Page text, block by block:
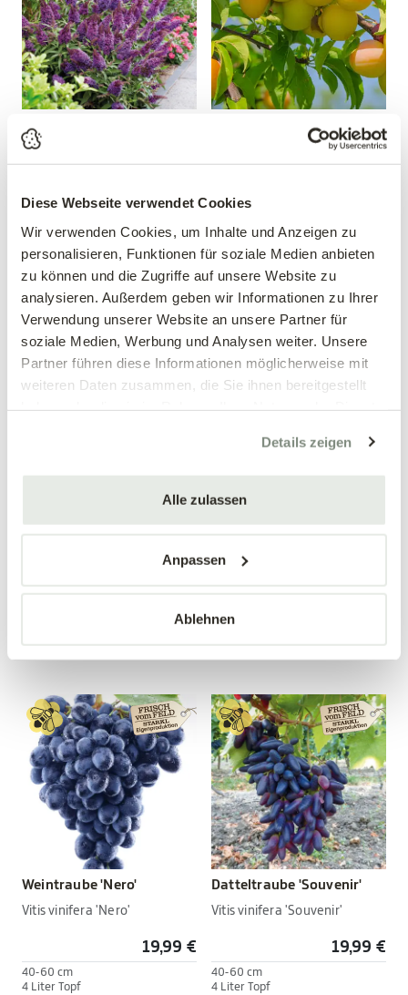
Diese Webseite verwendet Cookies
Wir verwenden Cookies, um Inhalte und Anzeigen zu
personalisieren, Funktionen für soziale Medien anbieten
zu können und die Zugriffe auf unsere Website zu
analysieren. Außerdem geben wir Informationen zu Ihrer
Verwendung unserer Website an unsere Partner für
soziale Medien, Werbung und Analysen weiter. Unsere
Partner führen diese Informationen möglicherweise mit
weiteren Daten zusammen, die Sie ihnen bereitgestellt
Details zeigen
Alle zulassen
Anpassen
Ablehnen
Sommerflieder 'Butterfly
Candy® Little Purple'
Buddleja davidii 'Butterfly
19,99 €
3 Liter Topf
Mirabelle 'Mirabelle von
Prunus domestica 'Mirabelle
mehrere Varianten verfügbar!
'Konstantinopeler'
10 Liter Topf
Birnenquitte 'Bereczki'
Busch
10 Liter Topf
Weintraube 'Nero'
Vitis vinifera 'Nero'
19,99 €
40-60 cm
4 Liter Topf
Datteltraube 'Souvenir'
Vitis vinifera 'Souvenir'
19,99 €
40-60 cm
4 Liter Topf